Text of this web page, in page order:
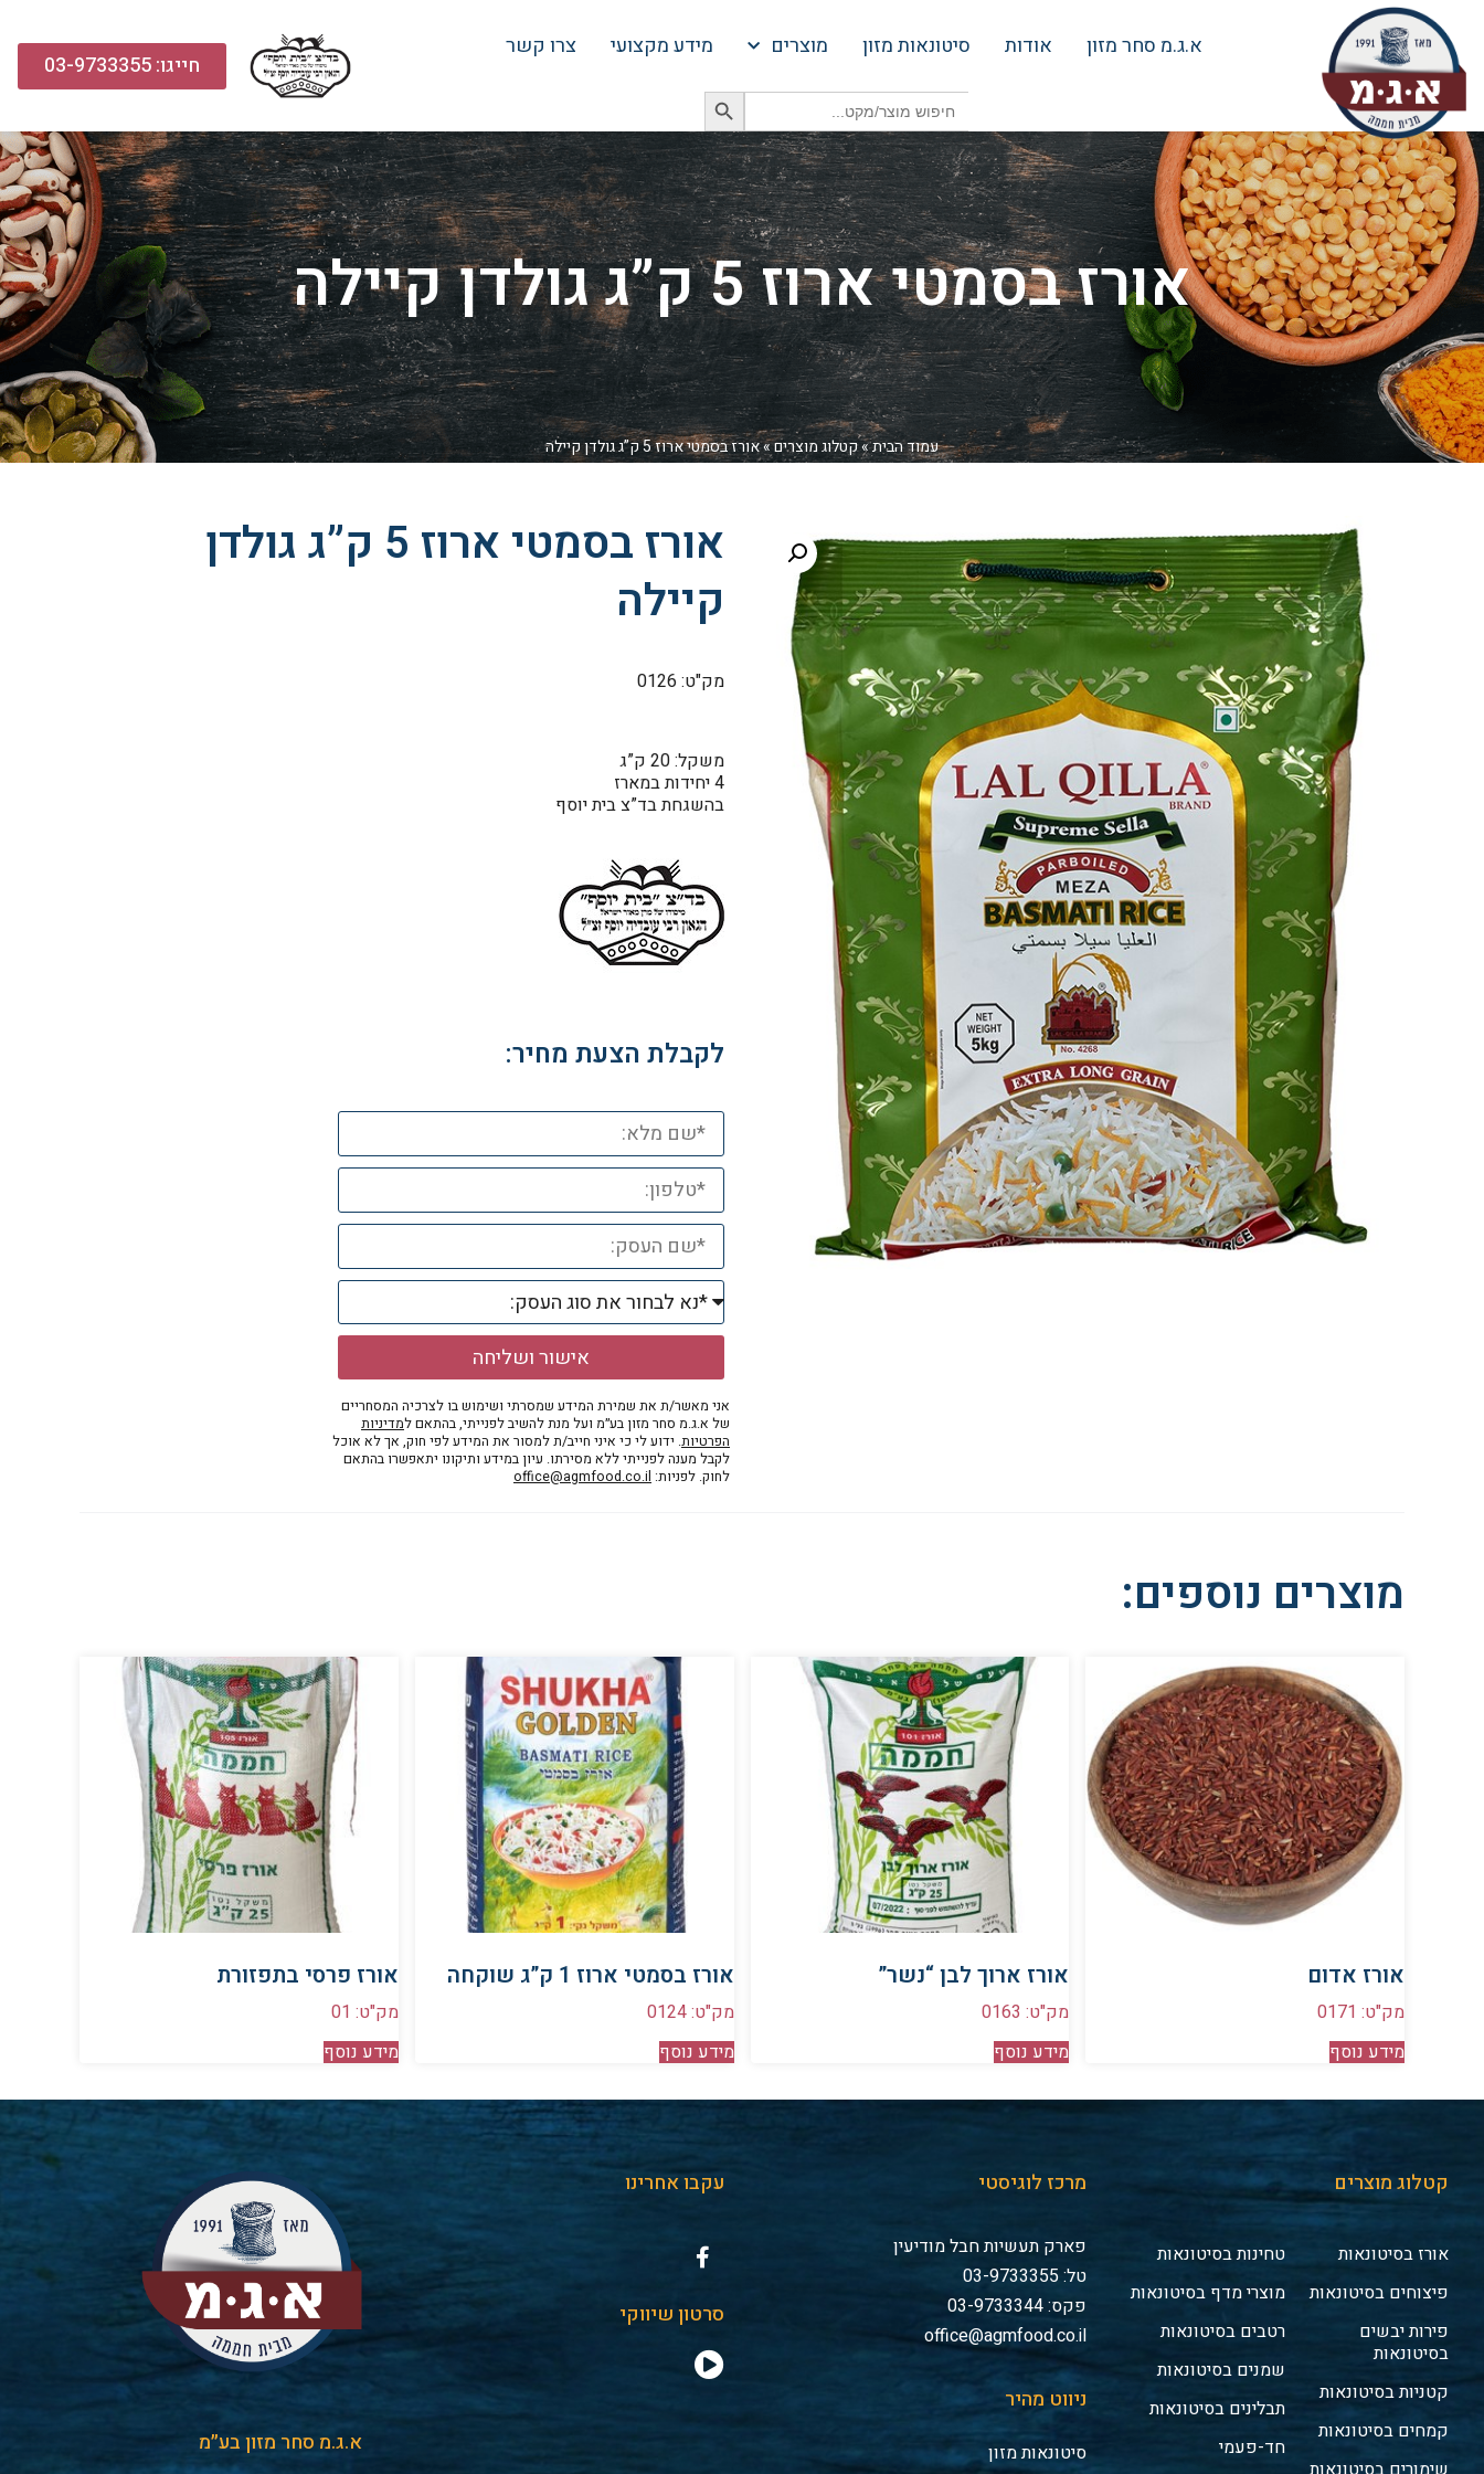
א.ג.מ סחר מזון אודות סיטונאות מזון מוצרים מידע מקצועי צרו קשר
Search
for:
Search Button
חייגו: 03-9733355
אורז בסמטי ארוז 5 ק”ג גולדן קיילה
עמוד הבית»קטלוג מוצרים»אורז בסמטי ארוז 5 ק”ג גולדן קיילה
אורז בסמטי ארוז 5 ק”ג גולדן
קיילה
מק"ט: 0126
משקל: 20 ק”ג
4 יחידות במארז
בהשגחת בד”צ בית יוסף
לקבלת הצעת מחיר:
אישור ושליחה
אני מאשר/ת את שמירת המידע שמסרתי ושימוש בו לצרכיה המסחריים
של א.ג.מ סחר מזון בע״מ ועל מנת להשיב לפנייתי, בהתאם למדיניות
הפרטיות. ידוע לי כי איני חייב/ת למסור את המידע לפי חוק, אך לא אוכל
לקבל מענה לפנייתי ללא מסירתו. עיון במידע ותיקונו יתאפשרו בהתאם
לחוק. לפניות: office@agmfood.co.il
מוצרים נוספים:
אורז אדום
מק"ט: 0171
מידע נוסף
אורז ארוך לבן “נשר”
מק"ט: 0163
מידע נוסף
אורז בסמטי ארוז 1 ק”ג שוקחה
מק"ט: 0124
מידע נוסף
אורז פרסי בתפזורת
מק"ט: 01
מידע נוסף
קטלוג מוצרים
אורז בסיטונאות
פיצוחים בסיטונאות
פירות יבשים
בסיטונאות
קטניות בסיטונאות
קמחים בסיטונאות
טחינות בסיטונאות
מוצרי מדף בסיטונאות
רטבים בסיטונאות
שמנים בסיטונאות
תבלינים בסיטונאות
חד-פעמי
מרכז לוגיסטי
פארק תעשיות חבל מודיעין
טל: 03-9733355
פקס: 03-9733344
office@agmfood.co.il
ניווט מהיר
סיטונאות מזון
עקבו אחרינו
סרטון שיווקי
א.ג.מ סחר מזון בע״מ